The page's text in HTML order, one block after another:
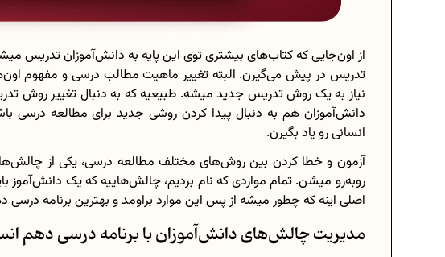
از اون‌جایی که کتاب‌های بیشتری توی این پایه به دانش‌آموزان تدریس
تدریس در پیش می‌گیرن. البته تغییر ماهیت مطالب درسی و مفهوم
نیاز به یک روش تدریس جدید میشه. طبیعیه که به دنبال تغییر روش
دانش‌آموزان هم به دنبال پیدا کردن روشی جدید برای مطالعه درسی
انسانی رو یاد بگیرن.
آزمون و خطا کردن بین روش‌های مختلف مطالعه درسی، یکی از
روبه‌رو میشن. تمام مواردی که نام بردیم، چالش‌هاییه که یک دانش‌آموز
اصلی اینه که چطور میشه از پس این موارد براومد و بهترین برنامه درسی
مدیریت چالش‌های دانش‌آموزان با برنامه‌ درسی دهم